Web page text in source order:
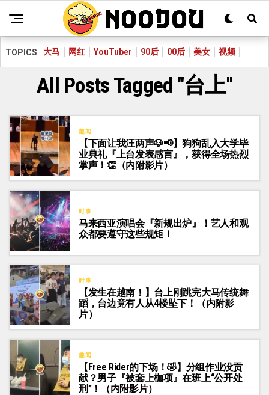
TOPICS 大马 网红 YouTuber 90后 00后 美女 视频
All Posts Tagged "台上"
趣闻
【下面让我汪两声🐶📢】狗狗乱入大学毕
业典礼『上台发表感言』，获得全场热烈
掌声！👏（内附影片）
时事
马来西亚演唱会『新规出炉』！艺人和观
众都要遵守这些规矩！
时事
【发生在越南！】台上刚跳完大马传统舞
蹈，台边竟有人从4楼坠下！（内附影
片）
趣闻
【Free Rider的下场！🤣】分组作业没贡
献？男子『被套上枷项』在班上“公开处
刑”！（内附影片）